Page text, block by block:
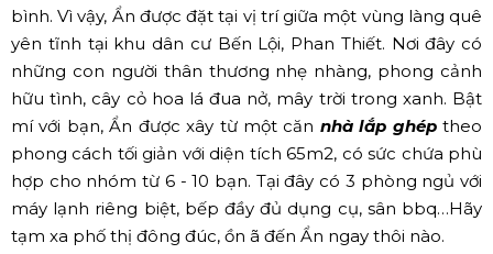
bình. Vì vậy, Ẩn được đặt tại vị trí giữa một vùng làng quê
yên tĩnh tại khu dân cư Bến Lội, Phan Thiết. Nơi đây có
những con người thân thương nhẹ nhàng, phong cảnh
hữu tình, cây cỏ hoa lá đua nở, mây trời trong xanh. Bật
mí với bạn, Ẩn được xây từ một căn nhà lắp ghéptheo
phong cách tối giản với diện tích 65m2, có sức chứa phù
hợp cho nhóm từ 6 - 10 bạn. Tại đây có 3 phòng ngủ với
máy lạnh riêng biệt, bếp đầy đủ dụng cụ, sân bbq…Hãy
tạm xa phố thị đông đúc, ồn ã đến Ẩn ngay thôi nào.